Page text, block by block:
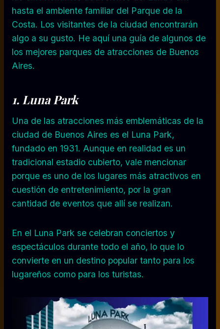
hasta el ambiente familiar del Parque de la
Costa. Los visitantes de la ciudad encontrarán
algo a su gusto. He aquí una guía de algunos de
los mejores parques de atracciones de Buenos
Aires.
1. Luna Park
Una de las atracciones más emblemáticas de la
ciudad de Buenos Aires es el Luna Park,
fundado en 1931. Aunque en realidad es un
tradicional estadio cubierto, vale mencionar
porque es uno de los lugares más atractivos en
cuestión de entretenimiento, por la gran
cantidad de eventos que allí se realizan.
En el Luna Park se celebran conciertos y
espectáculos durante todo el año, lo que lo
convierte en un destino popular tanto para los
lugareños como para los turistas.